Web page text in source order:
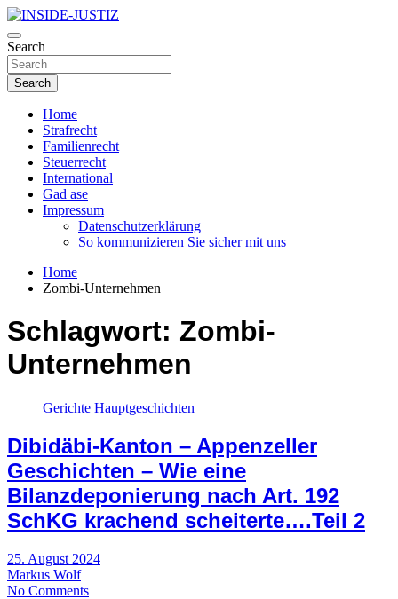
Skip
to
content
INSIDE-JUSTIZ
Investigativer Journalismus zur Dritten Gewalt
Search
Search
Home
Strafrecht
Familienrecht
Steuerrecht
International
Gad ase
Impressum
Datenschutzerklärung
So kommunizieren Sie sicher mit uns
Home
Zombi-Unternehmen
Schlagwort: Zombi-
Unternehmen
Gerichte Hauptgeschichten
Dibidäbi-Kanton – Appenzeller
Geschichten – Wie eine
Bilanzdeponierung nach Art. 192
SchKG krachend scheiterte….Teil 2
25. August 2024
Markus Wolf
No Comments